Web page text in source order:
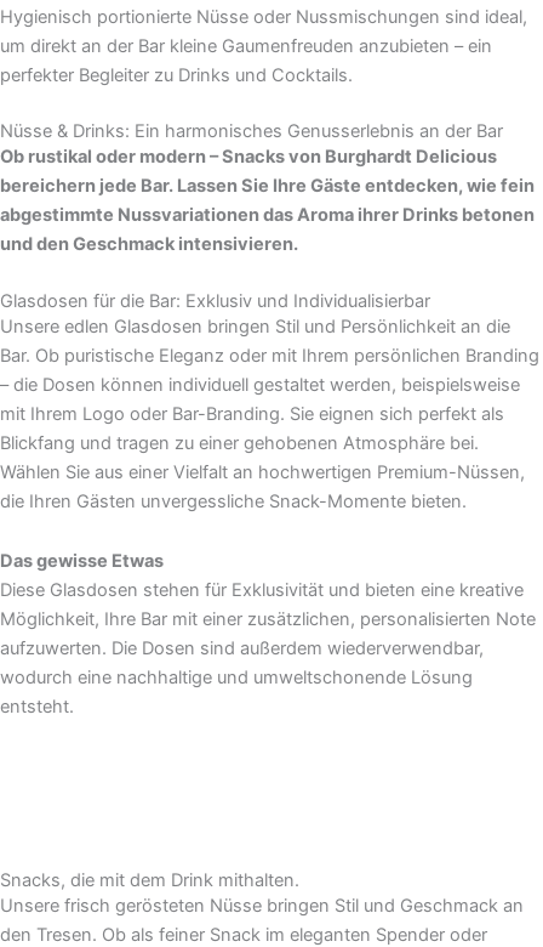
Hygienisch portionierte Nüsse oder Nussmischungen sind ideal,
um direkt an der Bar kleine Gaumenfreuden anzubieten – ein
perfekter Begleiter zu Drinks und Cocktails.
Nüsse & Drinks: Ein harmonisches Genusserlebnis an der Bar
Ob rustikal oder modern – Snacks von Burghardt Delicious
bereichern jede Bar. Lassen Sie Ihre Gäste entdecken, wie fein
abgestimmte Nussvariationen das Aroma ihrer Drinks betonen
und den Geschmack intensivieren.
Glasdosen für die Bar: Exklusiv und Individualisierbar
Unsere edlen Glasdosen bringen Stil und Persönlichkeit an die
Bar. Ob puristische Eleganz oder mit Ihrem persönlichen Branding
– die Dosen können individuell gestaltet werden, beispielsweise
mit Ihrem Logo oder Bar-Branding. Sie eignen sich perfekt als
Blickfang und tragen zu einer gehobenen Atmosphäre bei.
Wählen Sie aus einer Vielfalt an hochwertigen Premium-Nüssen,
die Ihren Gästen unvergessliche Snack-Momente bieten.
Das gewisse Etwas
Diese Glasdosen stehen für Exklusivität und bieten eine kreative
Möglichkeit, Ihre Bar mit einer zusätzlichen, personalisierten Note
aufzuwerten. Die Dosen sind außerdem wiederverwendbar,
wodurch eine nachhaltige und umweltschonende Lösung
entsteht.
Snacks, die mit dem Drink mithalten.
Unsere frisch gerösteten Nüsse bringen Stil und Geschmack an
den Tresen. Ob als feiner Snack im eleganten Spender oder